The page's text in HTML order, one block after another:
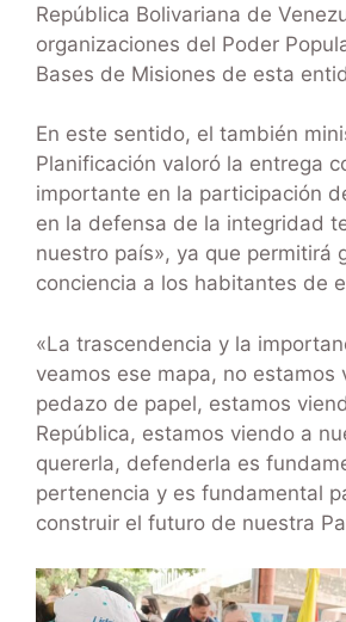
República Bolivariana de
organizaciones del Poder
Bases de Misiones de esta
En este sentido, el también
Planificación valoró la entrega
importante en la participación
en la defensa de la integridad
nuestro país», ya que permitirá
conciencia a los habitantes de
«La trascendencia y la
veamos ese mapa, no estamos
pedazo de papel, estamos
República, estamos viendo a
quererla, defenderla es
pertenencia y es fundamental
construir el futuro de nuestra